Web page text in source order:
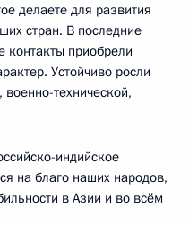
делаете для развития
стран. В последние
контакты приобрели
Устойчиво росли
технической,
индийское
на благо наших народов,
в Азии и во всём